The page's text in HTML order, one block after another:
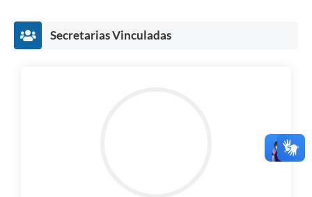
Secretarias Vinculadas